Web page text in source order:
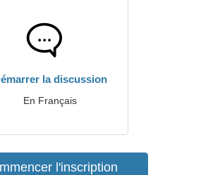
la discussion
En Français
l'inscription